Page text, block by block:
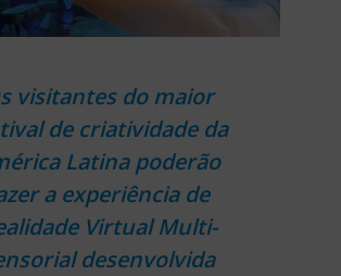
visitantes do maior
de criatividade da
Latina poderão
a experiência de
Virtual Multi-
desenvolvida